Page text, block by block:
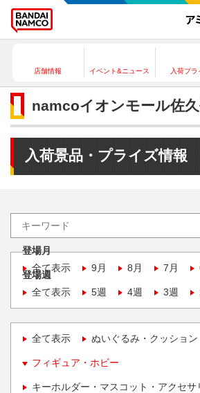
店舗情報 イベント&ニュース 入荷プラ
namcoイオンモール佐
入荷景品・プライズ情報
登場月
全て表示
9月 8月 7月
登場週
全て表示
5週 4週 3週
全て表示 ぬいぐるみ・クッション
フィギュア・ホビー
キーホルダー・マスコット・アクセサ